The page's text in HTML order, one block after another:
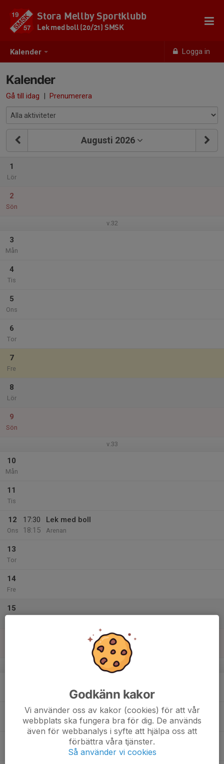
Kalender Logga in
Stora Mellby Sportklubb
Lek med boll (20/21) SMSK
Kalender
Gå till idag | Prenumerera
Augusti 2026
1
Lör
2
Sön
v.32
3
Mån
4
Tis
5
Ons
6
Tor
7
Fre
8
Lör
9
Sön
v.33
10
Mån
11
Tis
12
Ons
17:30
18:15
Lek med boll
Arenan
13
Tor
14
Fre
15
v.34
Lek med boll
Godkänn kakor
Vi använder oss av kakor (cookies) för att vår
webbplats ska fungera bra för dig. De används
även för webbanalys i syfte att hjälpa oss att
förbättra våra tjänster.
Så använder vi cookies